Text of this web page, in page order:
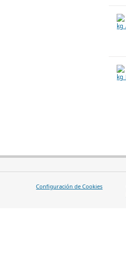
Configuración de Cookies